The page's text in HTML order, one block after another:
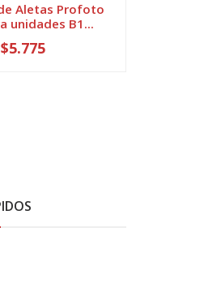
Aletas Profoto
unidades B1...
$5.775